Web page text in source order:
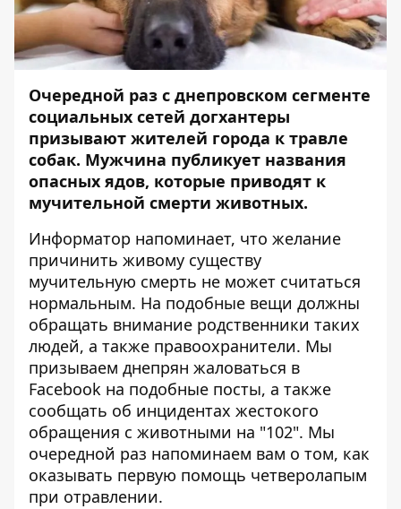
Очередной раз с днепровском сегменте
социальных сетей догхантеры
призывают жителей города к травле
собак. Мужчина публикует названия
опасных ядов, которые приводят к
мучительной смерти животных.
Информатор напоминает, что желание
причинить живому существу
мучительную смерть не может считаться
нормальным. На подобные вещи должны
обращать внимание родственники таких
людей, а также правоохранители. Мы
призываем днепрян жаловаться в
Facebook на подобные посты, а также
сообщать об инцидентах жестокого
обращения с животными на "102". Мы
очередной раз напоминаем вам о том, как
оказывать первую помощь четверолапым
при отравлении.